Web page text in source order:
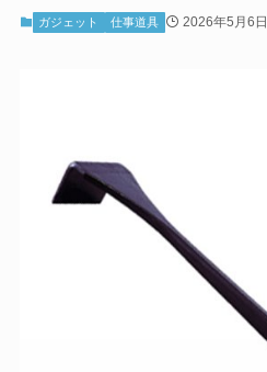
ガジェット 仕事道具 2026年5月6日